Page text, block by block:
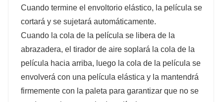
Cuando termine el envoltorio elástico, la película se
cortará y se sujetará automáticamente.
Cuando la cola de la película se libera de la
abrazadera, el tirador de aire soplará la cola de la
película hacia arriba, luego la cola de la película se
envolverá con una película elástica y la mantendrá
firmemente con la paleta para garantizar que no se